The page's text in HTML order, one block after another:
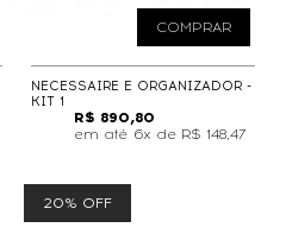
COMPRAR
NECESSAIRE E ORGANIZADOR -
KIT 1
R$ 890,80
6x de R$ 148,47
20% OFF